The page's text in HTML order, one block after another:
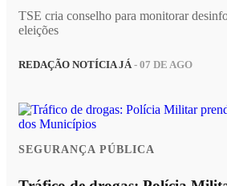
TSE cria conselho para monitorar
eleições
REDAÇÃO NOTÍCIA JÁ- 07 DE AGO
SEGURANÇA PÚBLICA